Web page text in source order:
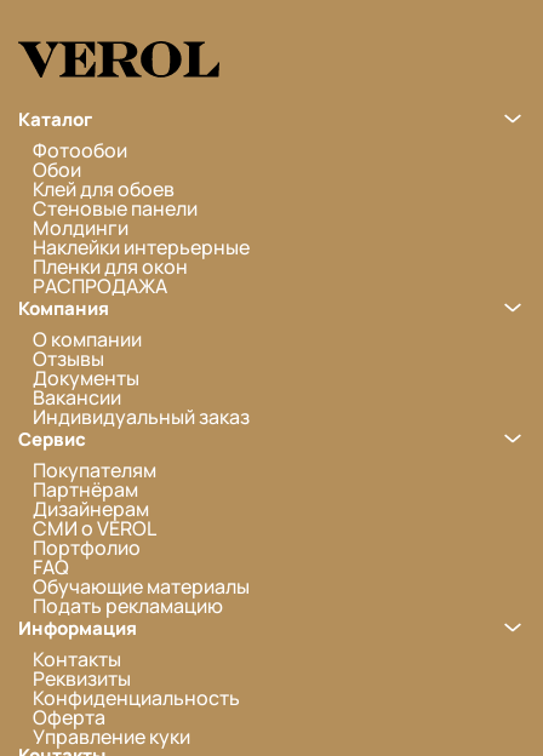
Каталог
Фотообои
Обои
Клей для обоев
Стеновые панели
Молдинги
Наклейки интерьерные
Пленки для окон
РАСПРОДАЖА
Компания
О компании
Отзывы
Документы
Вакансии
Индивидуальный заказ
Сервис
Покупателям
Партнёрам
Дизайнерам
СМИ о VEROL
Портфолио
FAQ
Обучающие материалы
Подать рекламацию
Информация
Контакты
Реквизиты
Конфиденциальность
Оферта
Управление куки